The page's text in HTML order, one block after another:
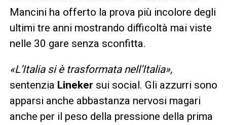
Mancini ha offerto la prova più incolore degli
ultimi tre anni mostrando difficoltà mai viste
nelle 30 gare senza sconfitta.
«L’Italia si è trasformata nell’Italia»,
sentenzia Lineker sui social. Gli azzurri sono
apparsi anche abbastanza nervosi magari
anche per il peso della pressione della prima